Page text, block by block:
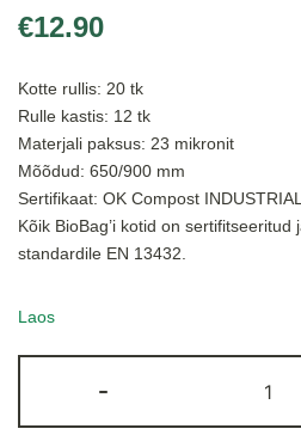
€12.90
Kotte rullis: 20 tk
Rulle kastis: 12 tk
Materjali paksus: 23 mikronit
Mõõdud: 650/900 mm
Sertifikaat: OK Compost INDUSTRIAL
Kõik BioBag’i kotid on sertifitseeritud
standardile EN 13432.
Laos
-
75L